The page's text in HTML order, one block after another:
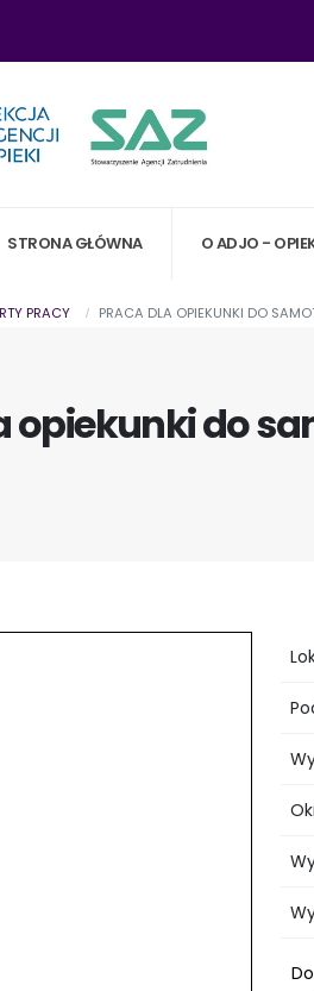
STRONA GŁÓWNA O ADJO -
PRACY PRACA DLA OPIEKUNKI DO
opiekunki do